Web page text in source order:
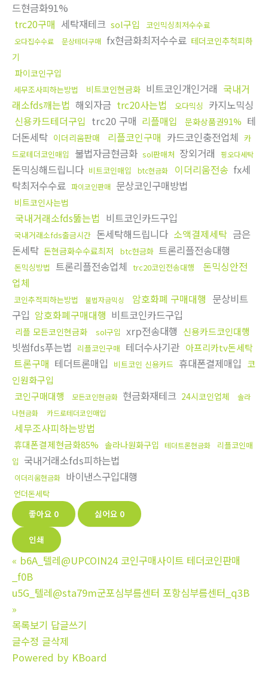
드현금화91%
trc20구매 세탁재테크 sol구입 코인믹싱최저수수료
오다집수수료 문상테더구매 fx현금화최저수수료 테더코인추척피하
기
파이코인구입
세무조사피하는방법 비트코인현금화 비트코인개인거래 국내거
래소fds깨는법 해외자금 trc20사는법 오다믹싱
카지노믹싱
신용카드테더구입 trc20 구매 리플매입 문화상품권91% 테
더돈세탁 이더리움판매 리플코인구매 카드코인충전업체 카
드로테더코인매입
불법자금현금화 sol판매처 장외거래 핑오다세탁
돈믹싱해드립니다 비트코인매입 btc현금화 이더리움전송 fx세
탁최저수수료 파이코인판매 문상코인구매방법
비트코인사는법
국내거래소fds뚫는법 비트코인카드구입
국내거래소fds출금시간 돈세탁해드립니다 소액결제세탁 금은
돈세탁 돈현금화수수료최저 btc현금화 트론리플전송대행
돈믹싱방법 트론리플전송업체 trc20코인전송대행
돈믹싱안전
업체
코인추적피하는방법 불법자금믹싱 암호화폐 구매대행 문상비트
구입 암호화폐구매대행 비트코인카드구입
리플 모든코인현금화 sol구입 xrp전송대행 신용카드코인대행
빗썸fds푸는법 리플코인구매 테더수사기관 아프리카tv돈세탁
트론구매 테더트론매입 비트코인 신용카드 휴대폰결제매입 코
인원화구입
코인구매대행
모든코인현금화 현금화재테크 24시코인업체
솔라
나현금화
카드로테더코인매입
세무조사피하는방법
휴대폰결제현금화85% 솔라나원화구입 테더트론현금화
리플코인매
입 국내거래소fds피하는법
이더리움현금화 바이낸스구입대행
언더돈세탁
좋아요 0 싫어요 0
인쇄
« b6A_텔레@UPCOIN24 코인구매사이트 테더코인판매
_f0B
u5G_텔레@sta79m군포심부름센터 포항심부름센터_q3B
»
목록보기 답글쓰기
글수정 글삭제
Powered by KBoard